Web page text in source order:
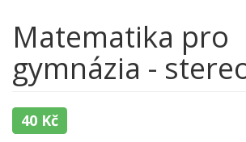
Matematika pro
gymnázia -
40 Kč